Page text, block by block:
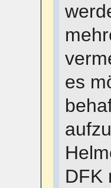
es
DFK